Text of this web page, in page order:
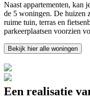
Naast appartementen, kan
de 5 woningen. De huizen
ruime tuin, terras en
parkeerplaatsen voorzien
Bekijk hier alle woningen
Een realisatie